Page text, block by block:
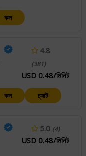
কল
4.8
(381)
USD 0.48/মিনিট
কল চ্যাট
5.0 (4)
USD 0.48/মিনিট